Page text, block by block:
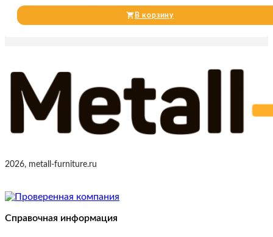
В корзину
2026, metall-furniture.ru
Справочная информация